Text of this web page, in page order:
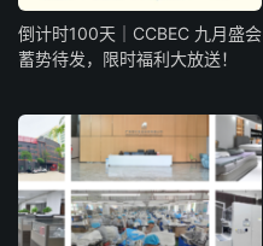
倒计时100天｜CCBEC 九月盛会
蓄势待发，限时福利大放送！